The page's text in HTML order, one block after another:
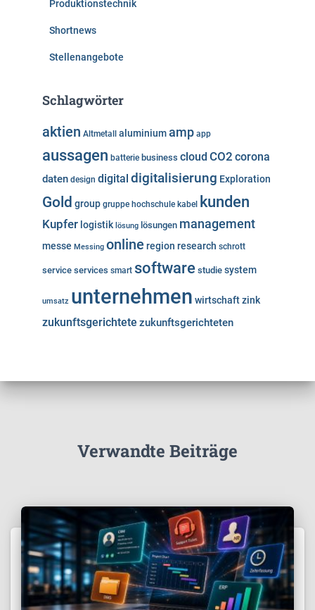
Produktionstechnik
Shortnews
Stellenangebote
Schlagwörter
aktien Altmetall aluminiumamp app
aussagen batterie business cloud CO2 corona
daten design digital digitalisierung Exploration
Gold group gruppe hochschule kabel kunden
Kupfer logistik lösung lösungen management
messe Messing online region research schrott
service services smart software studie system
umsatz unternehmen wirtschaftzink
zukunftsgerichtete zukunftsgerichteten
Verwandte Beiträge